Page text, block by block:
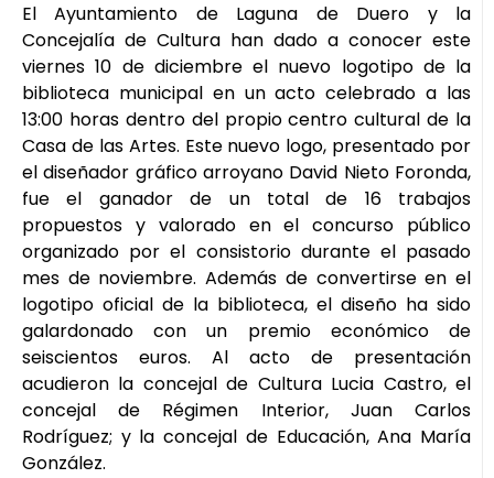
El Ayuntamiento de Laguna de Duero y la
Concejalía de Cultura han dado a conocer este
viernes 10 de diciembre el nuevo logotipo de la
biblioteca municipal en un acto celebrado a las
13:00 horas dentro del propio centro cultural de la
Casa de las Artes. Este nuevo logo, presentado por
el diseñador gráfico arroyano David Nieto Foronda,
fue el ganador de un total de 16 trabajos
propuestos y valorado en el concurso público
organizado por el consistorio durante el pasado
mes de noviembre. Además de convertirse en el
logotipo oficial de la biblioteca, el diseño ha sido
galardonado con un premio económico de
seiscientos euros. Al acto de presentación
acudieron la concejal de Cultura Lucia Castro, el
concejal de Régimen Interior, Juan Carlos
Rodríguez; y la concejal de Educación, Ana María
González.